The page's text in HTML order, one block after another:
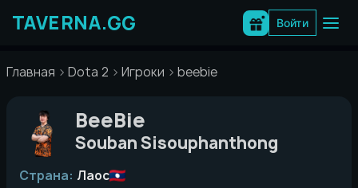
содержимому
Войти
Главная Dota 2 Игроки beebie
BeeBie
Souban Sisouphanthong
Страна: Лаос